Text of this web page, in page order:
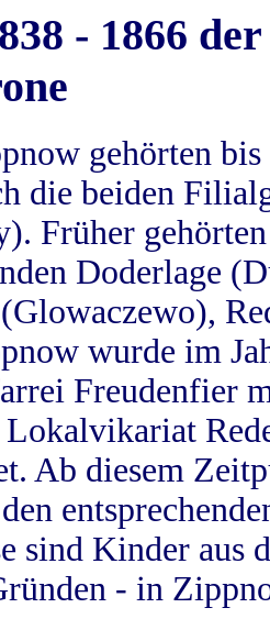
- 1866
gehörten
die beiden
Früher
Doderlage
wurde im
Freudenfier
Lokalvikariat
Ab diesem
sind Kinder aus
- in